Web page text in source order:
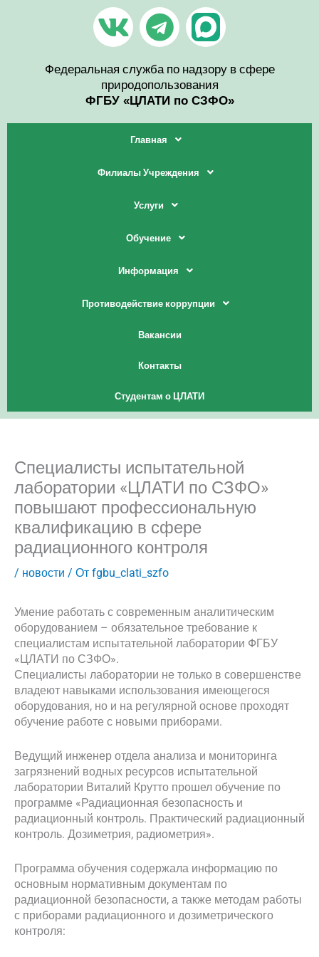
V
k
T
e
l
e
g
r
m
Федеральная служба по надзору в сфере
природопользования
ФГБУ «ЦЛАТИ по СЗФО»
Главная
Филиалы Учреждения
Услуги
Обучение
Информация
Противодействие коррупции
Вакансии
Контакты
Студентам о ЦЛАТИ
Специалисты испытательной
лаборатории «ЦЛАТИ по СЗФО»
повышают профессиональную
квалификацию в сфере
радиационного контроля
/ новости / От fgbu_clati_szfo
Умение работать с современным аналитическим
оборудованием – обязательное требование к
специалистам испытательной лаборатории ФГБУ
«ЦЛАТИ по СЗФО».
Специалисты лаборатории не только в совершенстве
владеют навыками использования имеющегося
оборудования, но и на регулярной основе проходят
обучение работе с новыми приборами.
Ведущий инженер отдела анализа и мониторинга
загрязнений водных ресурсов испытательной
лаборатории Виталий Крутто прошел обучение по
программе «Радиационная безопасность и
радиационный контроль. Практический радиационный
контроль. Дозиметрия, радиометрия».
Программа обучения содержала информацию по
основным нормативным документам по
радиационной безопасности, а также методам работы
с приборами радиационного и дозиметрического
контроля: